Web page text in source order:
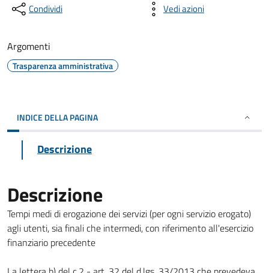
Condividi Vedi azioni
Argomenti
Trasparenza amministrativa
INDICE DELLA PAGINA
Descrizione
Descrizione
Tempi medi di erogazione dei servizi (per ogni servizio erogato)
agli utenti, sia finali che intermedi, con riferimento all'esercizio
finanziario precedente